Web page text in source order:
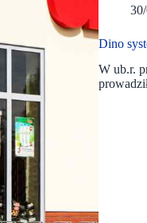
Dino
W ub.r.